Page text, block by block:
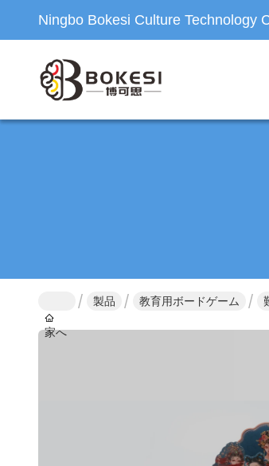
Ningbo Bokesi Culture Technology
家へ
製品 教育用ボードゲーム